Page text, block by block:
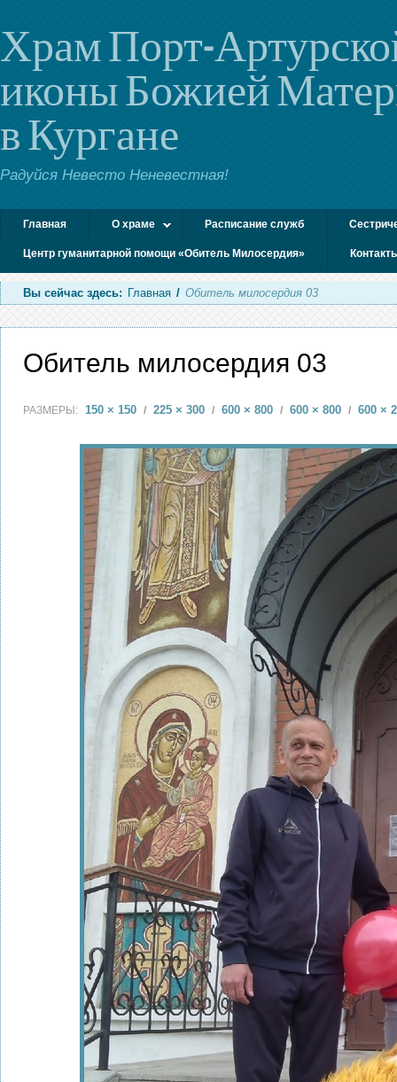
Храм Порт-
иконы Божией
в Кургане
Радуйся Невесто Неневестная!
Главная О храме Расписание служб
Центр гуманитарной помощи «Обитель Милосердия»
Вы сейчас здесь: Главная / Обитель милосердия 03
Обитель милосердия 03
РАЗМЕРЫ: 150 × 150 / 225 × 300 / 600 × 800 / 600 × 800 / 600 ×